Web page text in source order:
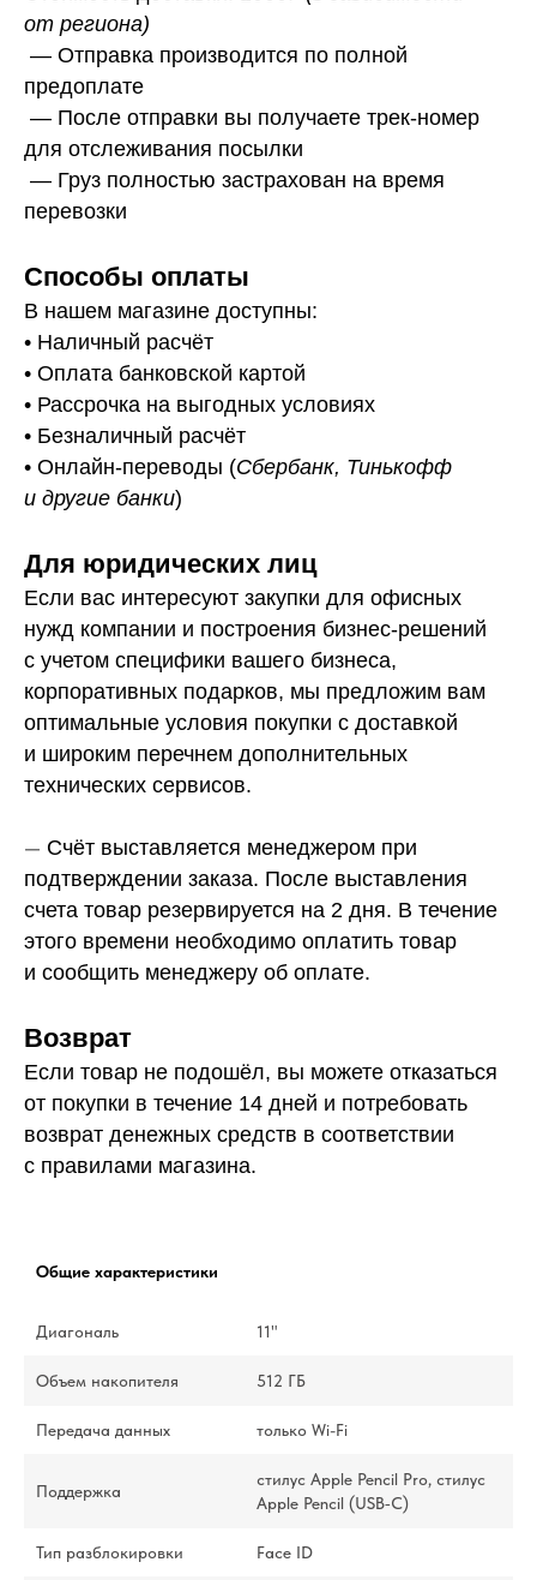
от региона)
— Отправка производится по полной
предоплате
— После отправки вы получаете трек-номер
для отслеживания посылки
— Груз полностью застрахован на время
перевозки
Способы оплаты
В нашем магазине доступны:
• Наличный расчёт
• Оплата банковской картой
• Рассрочка на выгодных условиях
• Безналичный расчёт
• Онлайн-переводы (Сбербанк, Тинькофф
и другие банки)
Для юридических лиц
Если вас интересуют закупки для офисных
нужд компании и построения бизнес-решений
с учетом специфики вашего бизнеса,
корпоративных подарков, мы предложим вам
оптимальные условия покупки с доставкой
и широким перечнем дополнительных
технических сервисов.
— Счёт выставляется менеджером при
подтверждении заказа. После выставления
счета товар резервируется на 2 дня. В течение
этого времени необходимо оплатить товар
и сообщить менеджеру об оплате.
Возврат
Если товар не подошёл, вы можете отказаться
от покупки в течение 14 дней и потребовать
возврат денежных средств в соответствии
с правилами магазина.
Общие характеристики
Диагональ 11"
Объем накопителя 512 ГБ
Передача данных только Wi-Fi
Поддержка
стилус Apple Pencil Pro, стилус
Apple Pencil (USB‑C)
Тип разблокировки Face ID